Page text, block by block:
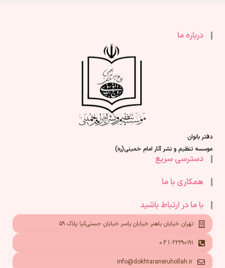
درباره ما
دفتر بانوان
موسسه تنظیم و نشر آثار امام خمینی(ره)
دسترسی سریع
همکاری با ما
با ما در ارتباط باشید
تهران خیابان باهنر خیابان یاسر خیابان حسنی‌کیا پلاک ۵۹
021-۲۲۲۹۰۱۹۱
info@dokhtaraneruhollah.ir